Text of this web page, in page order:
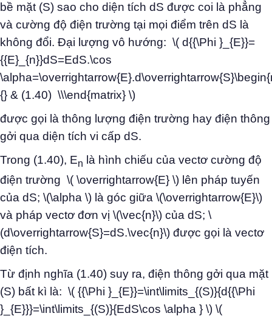
bề mặt (S) sao cho diện tích dS được coi là phẳng
và cường độ điện trường tại mọi điểm trên dS là
không đổi. Đại lượng vô hướng: \( d{{\Phi }_{E}}=
{{E}_{n}}dS=EdS.\cos
{} & (1.40) \\\end{matrix} \)
được gọi là thông lượng điện trường hay điện thông
gởi qua diện tích vi cấp dS.
Trong (1.40), En là hình chiếu của vectơ cường độ
điện trường \( \overrightarrow{E} \) lên pháp tuyến
của dS; \(\alpha \) là góc giữa \(\overrightarrow{E}\)
và pháp vectơ đơn vị \(\vec{n}\) của dS; \
(d\overrightarrow{S}=dS.\vec{n}\) được gọi là vectơ
điện tích.
Từ định nghĩa (1.40) suy ra, điện thông gởi qua mặt
(S) bất kì là: \( {{\Phi }_{E}}=\int\limits_{(S)}{d{{\Phi
}_{E}}}=\int\limits_{(S)}{EdS\cos \alpha } \) \(